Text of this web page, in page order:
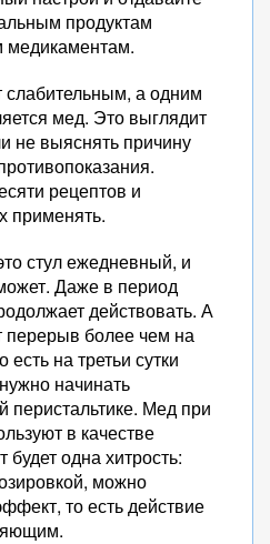
продуктам
медикаментам.
слабительным, а одним
мед. Это выглядит
не выяснять причину
рецептов и
применять.
стул ежедневный, и
Даже в период
действовать. А
перерыв более чем на
на третьи сутки
начинать
перистальтике. Мед при
в качестве
будет одна хитрость:
можно
то есть действие